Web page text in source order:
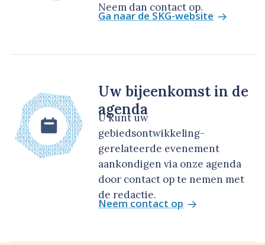
Neem dan contact op.
Ga naar de SKG-website
Uw bijeenkomst in de
agenda
U kunt uw
gebiedsontwikkeling-
gerelateerde evenement
aankondigen via onze agenda
door contact op te nemen met
de redactie.
Neem contact op